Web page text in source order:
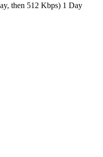
then 512 Kbps) 1 Day